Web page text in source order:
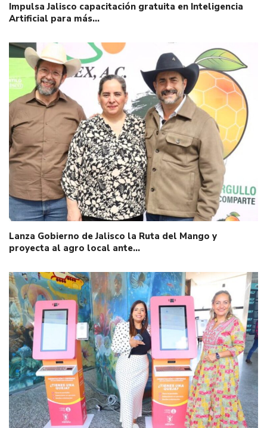
Impulsa Jalisco capacitación gratuita en Inteligencia
Artificial para más…
Lanza Gobierno de Jalisco la Ruta del Mango y
proyecta al agro local ante…